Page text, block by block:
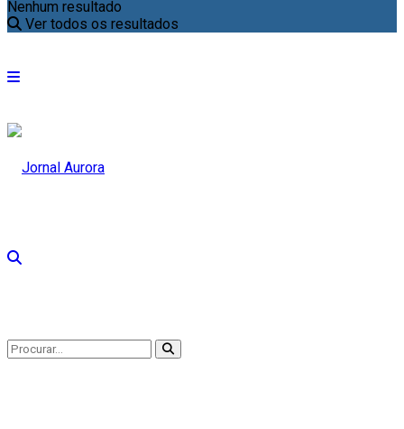
Nenhum resultado
Ver todos os resultados